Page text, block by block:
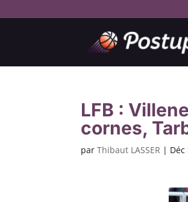
LFB :
cornes,
parThibaut LASSER | Déc